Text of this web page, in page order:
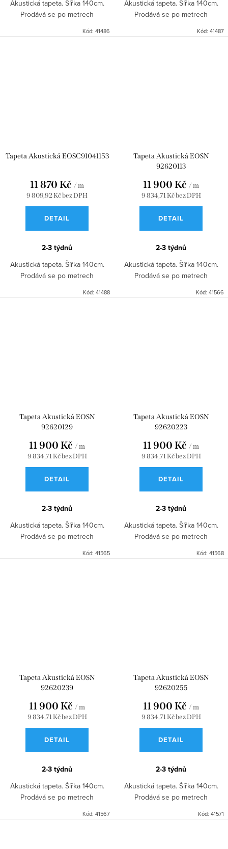
Akustická tapeta. Šířka 140cm.
Prodává se po metrech
Kód: 41486
Akustická tapeta. Šířka 140cm.
Prodává se po metrech
Kód: 41487
Tapeta Akustická EOSC91041153
9 809,92 Kč bez DPH
11 870 Kč / m
DETAIL
2-3 týdnů
Akustická tapeta. Šířka 140cm.
Prodává se po metrech
Kód: 41488
Tapeta Akustická EOSN
92620113
9 834,71 Kč bez DPH
11 900 Kč / m
DETAIL
2-3 týdnů
Akustická tapeta. Šířka 140cm.
Prodává se po metrech
Kód: 41566
Tapeta Akustická EOSN
92620129
9 834,71 Kč bez DPH
11 900 Kč / m
DETAIL
2-3 týdnů
Akustická tapeta. Šířka 140cm.
Prodává se po metrech
Kód: 41565
Tapeta Akustická EOSN
92620223
9 834,71 Kč bez DPH
11 900 Kč / m
DETAIL
2-3 týdnů
Akustická tapeta. Šířka 140cm.
Prodává se po metrech
Kód: 41568
Tapeta Akustická EOSN
92620239
9 834,71 Kč bez DPH
11 900 Kč / m
DETAIL
2-3 týdnů
Akustická tapeta. Šířka 140cm.
Prodává se po metrech
Kód: 41567
Tapeta Akustická EOSN
92620255
9 834,71 Kč bez DPH
11 900 Kč / m
DETAIL
2-3 týdnů
Akustická tapeta. Šířka 140cm.
Prodává se po metrech
Kód: 41571